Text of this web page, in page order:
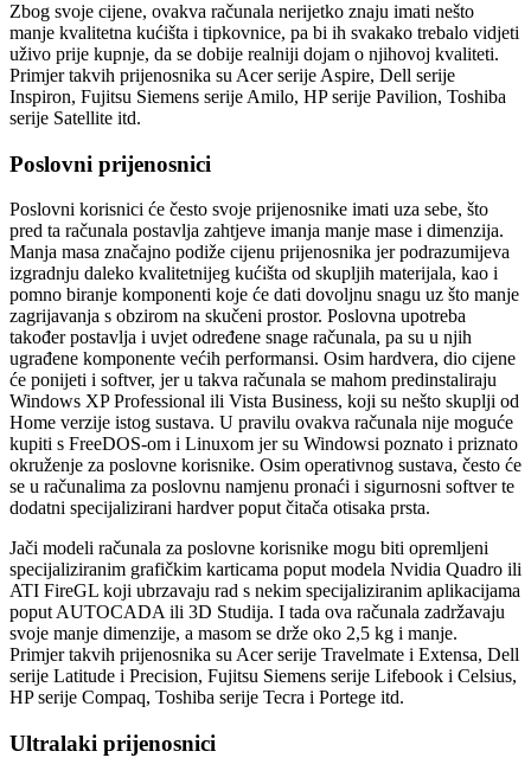
Zbog svoje cijene, ovakva računala nerijetko znaju imati nešto
manje kvalitetna kućišta i tipkovnice, pa bi ih svakako trebalo vidjeti
uživo prije kupnje, da se dobije realniji dojam o njihovoj kvaliteti.
Primjer takvih prijenosnika su Acer serije Aspire, Dell serije
Inspiron, Fujitsu Siemens serije Amilo, HP serije Pavilion, Toshiba
serije Satellite itd.
Poslovni prijenosnici
Poslovni korisnici će često svoje prijenosnike imati uza sebe, što
pred ta računala postavlja zahtjeve imanja manje mase i dimenzija.
Manja masa značajno podiže cijenu prijenosnika jer podrazumijeva
izgradnju daleko kvalitetnijeg kućišta od skupljih materijala, kao i
pomno biranje komponenti koje će dati dovoljnu snagu uz što manje
zagrijavanja s obzirom na skučeni prostor. Poslovna upotreba
također postavlja i uvjet određene snage računala, pa su u njih
ugrađene komponente većih performansi. Osim hardvera, dio cijene
će ponijeti i softver, jer u takva računala se mahom predinstaliraju
Windows XP Professional ili Vista Business, koji su nešto skuplji od
Home verzije istog sustava. U pravilu ovakva računala nije moguće
kupiti s FreeDOS-om i Linuxom jer su Windowsi poznato i priznato
okruženje za poslovne korisnike. Osim operativnog sustava, često će
se u računalima za poslovnu namjenu pronaći i sigurnosni softver te
dodatni specijalizirani hardver poput čitača otisaka prsta.
Jači modeli računala za poslovne korisnike mogu biti opremljeni
specijaliziranim grafičkim karticama poput modela Nvidia Quadro ili
ATI FireGL koji ubrzavaju rad s nekim specijaliziranim aplikacijama
poput AUTOCADA ili 3D Studija. I tada ova računala zadržavaju
svoje manje dimenzije, a masom se drže oko 2,5 kg i manje.
Primjer takvih prijenosnika su Acer serije Travelmate i Extensa, Dell
serije Latitude i Precision, Fujitsu Siemens serije Lifebook i Celsius,
HP serije Compaq, Toshiba serije Tecra i Portege itd.
Ultralaki prijenosnici